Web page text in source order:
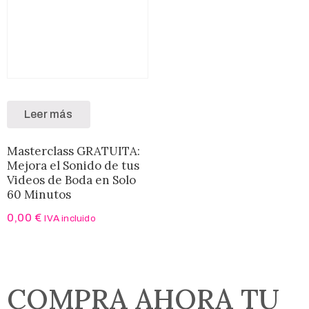
Leer más
Masterclass GRATUITA:
Mejora el Sonido de tus
Videos de Boda en Solo
60 Minutos​
0,00 € IVA incluido
COMPRA AHORA TU